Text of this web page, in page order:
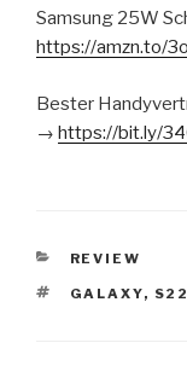
Samsung 25W
https://amzn.to/
Bester
→ https://bit.ly/
KATEGORIEN
REVIEW
GALAXY, S22